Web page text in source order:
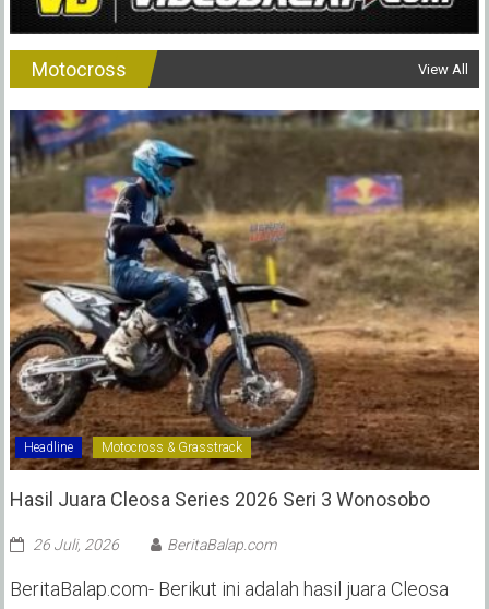
Motocross View All
Headline Motocross & Grasstrack
Hasil Juara Cleosa Series 2026 Seri 3 Wonosobo ‎
26 Juli, 2026 BeritaBalap.com
BeritaBalap.com- Berikut ini adalah hasil juara Cleosa